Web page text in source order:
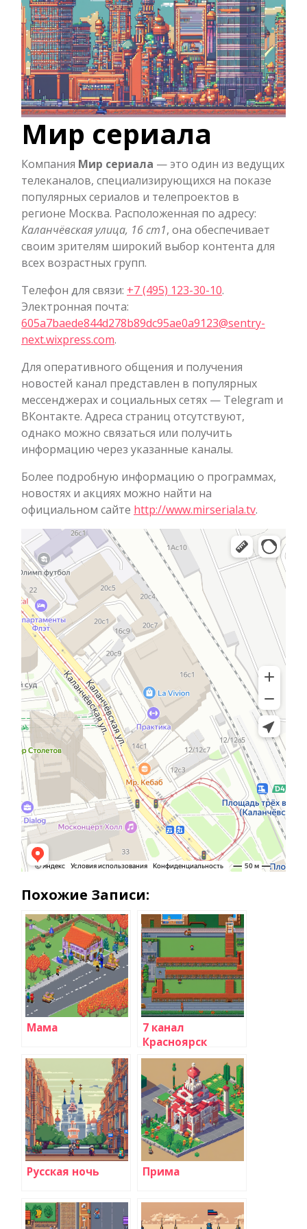
Мир сериала
Компания Мир сериала — это один из ведущих
телеканалов, специализирующихся на показе
популярных сериалов и телепроектов в
регионе Москва. Расположенная по адресу:
Каланчёвская улица, 16 ст1, она обеспечивает
своим зрителям широкий выбор контента для
всех возрастных групп.
Телефон для связи: +7 (495) 123-30-10.
Электронная почта:
605a7baede844d278b89dc95ae0a9123@sentry-
next.wixpress.com.
Для оперативного общения и получения
новостей канал представлен в популярных
мессенджерах и социальных сетях — Telegram и
ВКонтакте. Адреса страниц отсутствуют,
однако можно связаться или получить
информацию через указанные каналы.
Более подробную информацию о программах,
новостях и акциях можно найти на
официальном сайте http://www.mirseriala.tv.
Похожие Записи:
Мама
7 канал
Красноярск
Русская ночь Прима